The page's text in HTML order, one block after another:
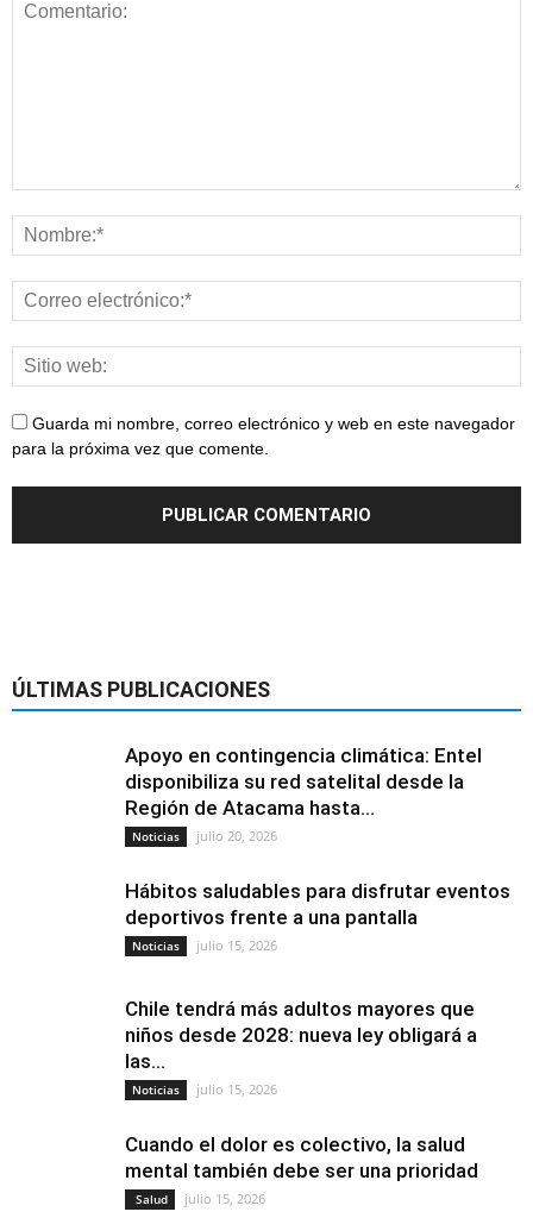
Guarda mi nombre, correo electrónico y web en este navegador
para la próxima vez que comente.
ÚLTIMAS PUBLICACIONES
Apoyo en contingencia climática: Entel
disponibiliza su red satelital desde la
Región de Atacama hasta...
Noticias julio 20, 2026
Hábitos saludables para disfrutar eventos
deportivos frente a una pantalla
Noticias julio 15, 2026
Chile tendrá más adultos mayores que
niños desde 2028: nueva ley obligará a
las...
Noticias julio 15, 2026
Cuando el dolor es colectivo, la salud
mental también debe ser una prioridad
Salud julio 15, 2026